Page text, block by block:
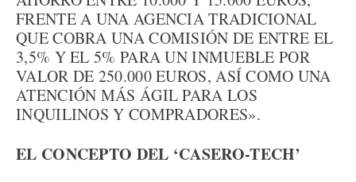
FRENTE A UNA AGENCIA TRADICIONAL
QUE COBRA UNA COMISIÓN DE ENTRE EL
3,5% Y EL 5% PARA UN INMUEBLE POR
VALOR DE 250.000 EUROS, ASÍ COMO UNA
ATENCIÓN MÁS ÁGIL PARA LOS
INQUILINOS Y COMPRADORES».
EL CONCEPTO DEL ‘CASERO-TECH’